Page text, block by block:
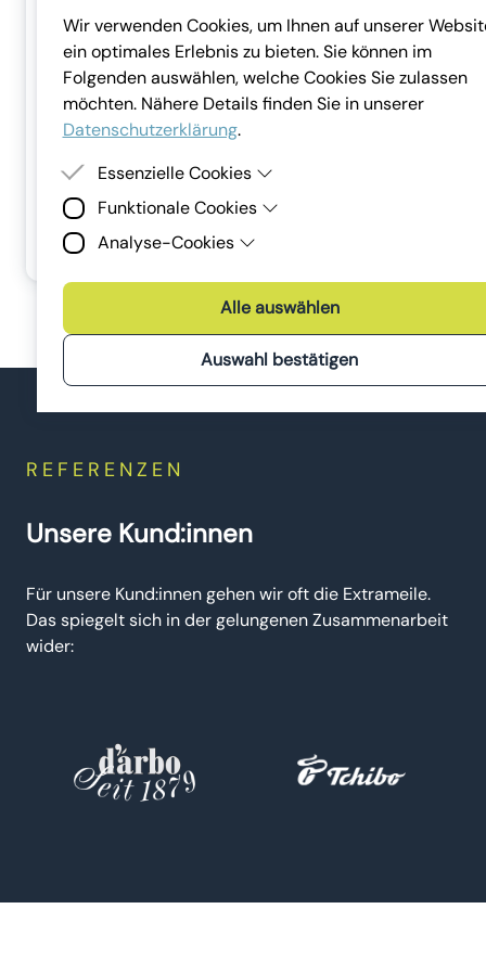
Hier können Sie die Schulung bearbeiten,
ausdrucken oder weitere Vorlagen entdecken.
REFERENZEN
Unsere Kund:innen
Für unsere Kund:innen gehen wir oft die Extrameile.
Das spiegelt sich in der gelungenen Zusammenarbeit
wider:
Wir verwenden Cookies, um Ihnen auf unserer
ein optimales Erlebnis zu bieten. Sie können im
Folgenden auswählen, welche Cookies Sie zulassen
möchten. Nähere Details finden Sie in unserer
Datenschutzerklärung.
Essenzielle Cookies
Essenzielle Cookies sind Cookies, welche für die
werden. Ohne diese Cookies kann die Website nicht
Funktionale Cookies
Funktionale Cookies erlauben es uns, Ihnen externe
bereitzustellen und Ihnen einen reibungslosen
Besuch zu ermöglichen.
Analyse-Cookies
Verbesserung der Webseiten der Lena Digital GmbH
Bevorzugt verwenden wir dafür Tools, die keine Daten
ausserhalb der Europäischen Union senden.
Alle auswählen
Auswahl bestätigen